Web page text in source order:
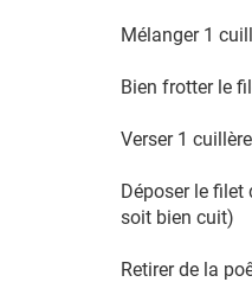
Mélanger 1
Bien frotter le
Verser 1
Déposer le filet
soit bien cuit)
Retirer de la